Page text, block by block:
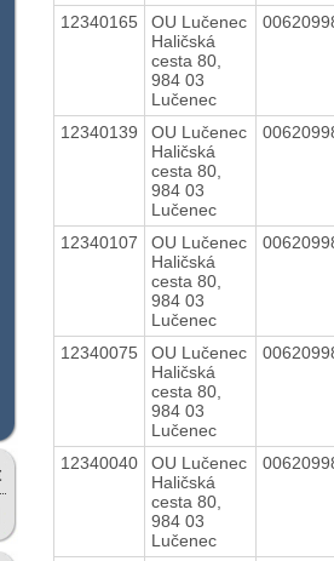
12340165
OU Lučenec
Haličská
cesta 80,
984 03
Lučenec
12340139
OU Lučenec
Haličská
cesta 80,
984 03
Lučenec
12340107
OU Lučenec
Haličská
cesta 80,
984 03
Lučenec
12340075
OU Lučenec
Haličská
cesta 80,
984 03
Lučenec
12340040
OU Lučenec
Haličská
cesta 80,
984 03
Lučenec